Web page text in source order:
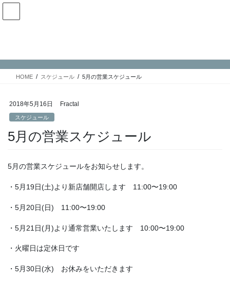
コ
へ
ス
ナ
ョ
ン
HOME スケジュール 5月の営業スケジュール
2018年5月16日 Fractal
スケジュール
5月の営業スケジュール
5月の営業スケジュールをお知らせします。
・5月19日(土)より新店舗開店します 11:00〜19:00
・5月20日(日) 11:00〜19:00
・5月21日(月)より通常営業いたします 10:00〜19:00
・火曜日は定休日です
・5月30日(水) お休みをいただきます